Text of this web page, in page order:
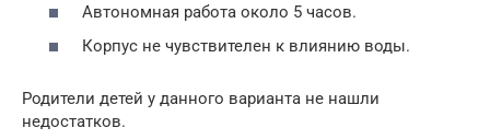
Автономная работа около 5 часов.
Корпус не чувствителен к влиянию воды.
Родители детей у данного варианта не нашли
недостатков.